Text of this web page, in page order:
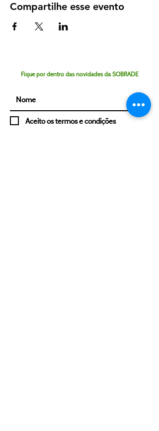
Compartilhe esse evento
Fique por dentro das novidades da SOBRADE
Aceito os termos e condições